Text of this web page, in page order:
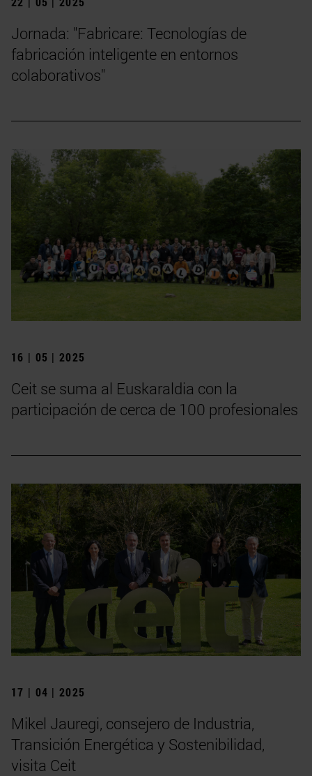
Jornada: "Fabricare: Tecnologías de
fabricación inteligente en entornos
colaborativos"
16 | 05 | 2025
Ceit se suma al Euskaraldia con la
participación de cerca de 100 profesionales
17 | 04 | 2025
Mikel Jauregi, consejero de Industria,
Transición Energética y Sostenibilidad,
visita Ceit